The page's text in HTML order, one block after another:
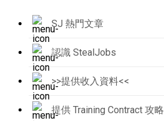
SJ 熱門文章
認識 StealJobs
>>提供收入資料<<
提供 Training Contract 攻略